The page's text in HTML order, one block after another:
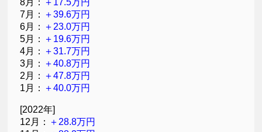
8月： ＋17.5万円
7月： ＋39.6万円
6月： ＋23.0万円
5月： ＋19.6万円
4月： ＋31.7万円
3月： ＋40.8万円
2月： ＋47.8万円
1月： ＋40.0万円
[2022年]
12月： ＋28.8万円